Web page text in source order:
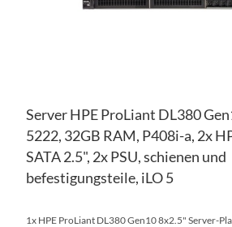
Server HPE ProLiant DL380
5222, 32GB RAM, P408i-a, 2x
SATA 2.5", 2x PSU, schienen und
befestigungsteile, iLO 5
1x HPE ProLiant DL380 Gen10 8x2.5" Server-